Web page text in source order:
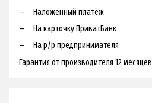
Наложенный платёж
На карточку ПриватБанк
На р/р предпринимателя
Гарантия от производителя 12 месяцев